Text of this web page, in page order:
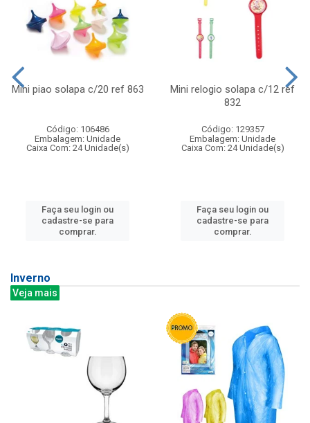
Mini piao solapa c/20 ref 863
Código: 106486
Embalagem: Unidade
Caixa Com: 24 Unidade(s)
Faça seu login ou
cadastre-se para
comprar.
Mini relogio solapa c/12 ref
832
Código: 129357
Embalagem: Unidade
Caixa Com: 24 Unidade(s)
Faça seu login ou
cadastre-se para
comprar.
Inverno
Veja mais